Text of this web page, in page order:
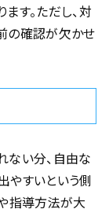
す。ただし、対
の確認が欠かせ
ない分、自由な
やすいという側
指導方法が大